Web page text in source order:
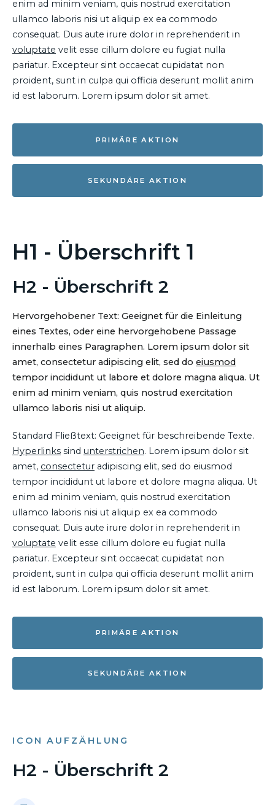
enim ad minim veniam, quis nostrud exercitation
ullamco laboris nisi ut aliquip ex ea commodo
consequat. Duis aute irure dolor in reprehenderit in
voluptate velit esse cillum dolore eu fugiat nulla
pariatur. Excepteur sint occaecat cupidatat non
proident, sunt in culpa qui officia deserunt mollit anim
id est laborum. Lorem ipsum dolor sit amet.
PRIMÄRE AKTION
SEKUNDÄRE AKTION
H1 - Überschrift 1
H2 - Überschrift 2
Hervorgehobener Text: Geeignet für die Einleitung
eines Textes, oder eine hervorgehobene Passage
innerhalb eines Paragraphen. Lorem ipsum dolor sit
amet, consectetur adipiscing elit, sed do eiusmod
tempor incididunt ut labore et dolore magna aliqua. Ut
enim ad minim veniam, quis nostrud exercitation
ullamco laboris nisi ut aliquip.
Standard Fließtext: Geeignet für beschreibende Texte.
Hyperlinks sind unterstrichen. Lorem ipsum dolor sit
amet, consectetur adipiscing elit, sed do eiusmod
tempor incididunt ut labore et dolore magna aliqua. Ut
enim ad minim veniam, quis nostrud exercitation
ullamco laboris nisi ut aliquip ex ea commodo
consequat. Duis aute irure dolor in reprehenderit in
voluptate velit esse cillum dolore eu fugiat nulla
pariatur. Excepteur sint occaecat cupidatat non
proident, sunt in culpa qui officia deserunt mollit anim
id est laborum. Lorem ipsum dolor sit amet.
PRIMÄRE AKTION
SEKUNDÄRE AKTION
ICON AUFZÄHLUNG
H2 - Überschrift 2